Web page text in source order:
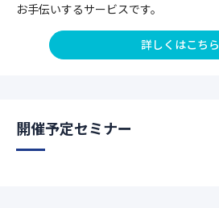
お手伝いするサービスです。
詳しくはこちら
開催予定セミナー